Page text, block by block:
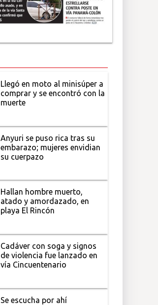
Llegó en moto al minisúper a
comprar y se encontró con la
muerte
Anyuri se puso rica tras su
embarazo; mujeres envidian
su cuerpazo
Hallan hombre muerto,
atado y amordazado, en
playa El Rincón
Cadáver con soga y signos
de violencia fue lanzado en
vía Cincuentenario
Se escucha por ahí